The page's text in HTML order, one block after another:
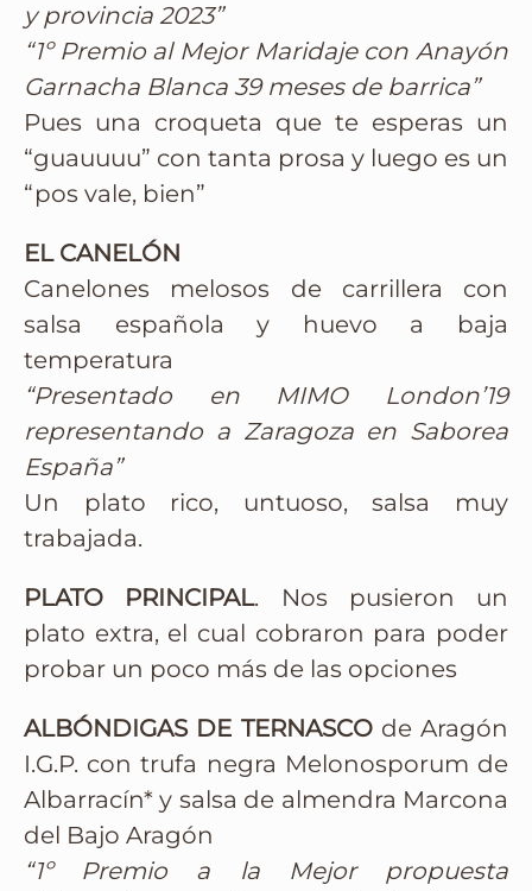
y provincia 2023”
“1º Premio al Mejor Maridaje con Anayón
Garnacha Blanca 39 meses de barrica”
Pues una croqueta que te esperas un
“guauuuu” con tanta prosa y luego es un
“pos vale, bien”
EL CANELÓN
Canelones melosos de carrillera con
salsa española y huevo a baja
temperatura
“Presentado en MIMO London’19
representando a Zaragoza en Saborea
España”
Un plato rico, untuoso, salsa muy
trabajada.
PLATO PRINCIPAL. Nos pusieron un
plato extra, el cual cobraron para poder
probar un poco más de las opciones
ALBÓNDIGAS DE TERNASCOde Aragón
I.G.P. con trufa negra Melonosporum de
Albarracín* y salsa de almendra Marcona
del Bajo Aragón
“1º Premio a la Mejor propuesta